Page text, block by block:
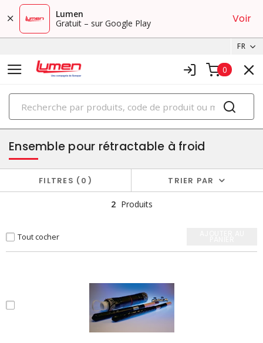
Lumen
Gratuit – sur Google Play
Voir
FR
0
PRODUITS
rétrécissement à froid et à chaud
Ensemble pour rétractable à froid
FILTRES 0 TRIER PAR
2 Produits
Tout cocher